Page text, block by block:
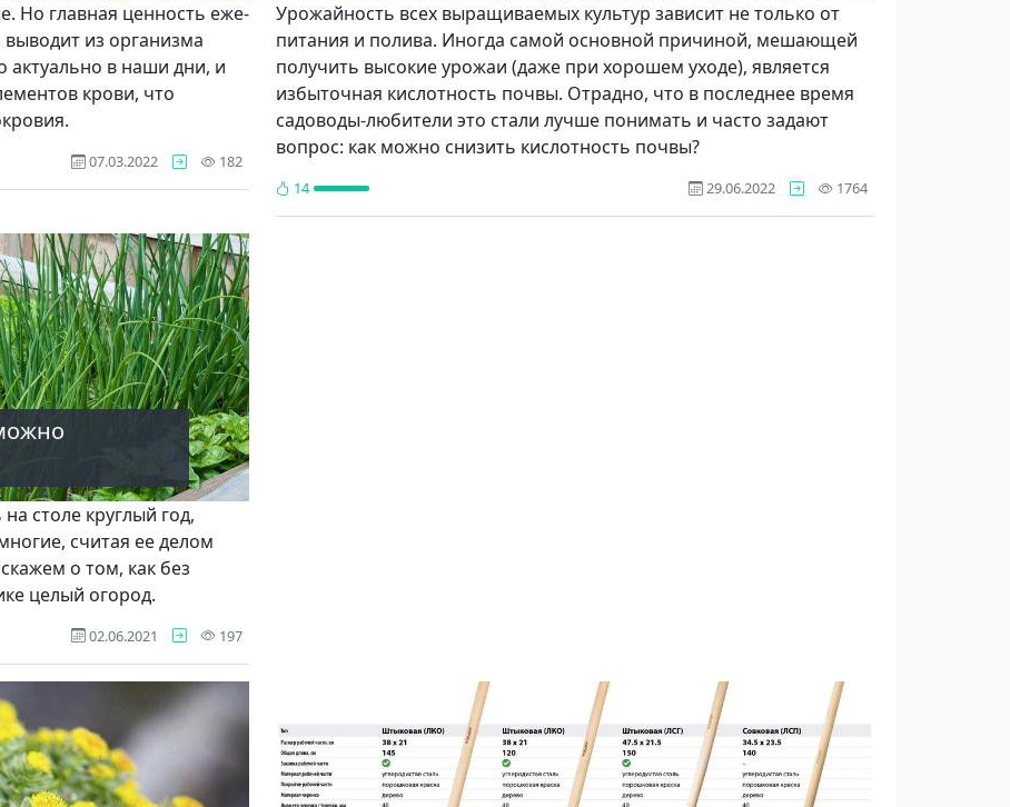
Но главная ценность еже­
из организма
актуально в наши дни, и
крови, что
07.03.2022 182просмотра
Урожайность всех выращиваемых культур зависит не только от
пита­ния и полива. Иногда самой основ­ной причиной, мешающей
получить высокие урожаи (даже при хорошем уходе), является
избыточная кислот­ность почвы. Отрадно, что в послед­нее время
садоводы-любители это стали лучше понимать и часто зада­ют
вопрос: как можно снизить кис­лотность почвы?
14 29.06.2022 1764просмотра
столе круглый год,
считая ее делом
о том, как без
целый огород.
02.06.2021 197просмотров